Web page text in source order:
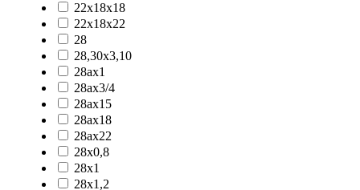
22x18x18
22x18x22
28
28,30x3,10
28ax1
28ax3/4
28ax15
28ax18
28ax22
28x0,8
28x1
28x1,2